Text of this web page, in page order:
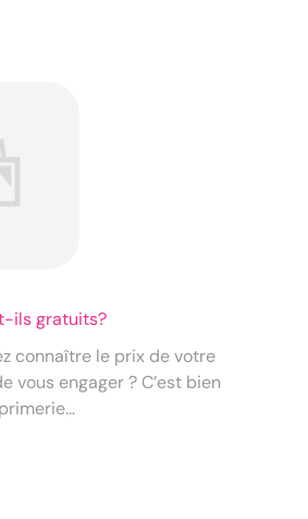
ils gratuits?
connaître le prix de votre
vous engager ? C’est bien